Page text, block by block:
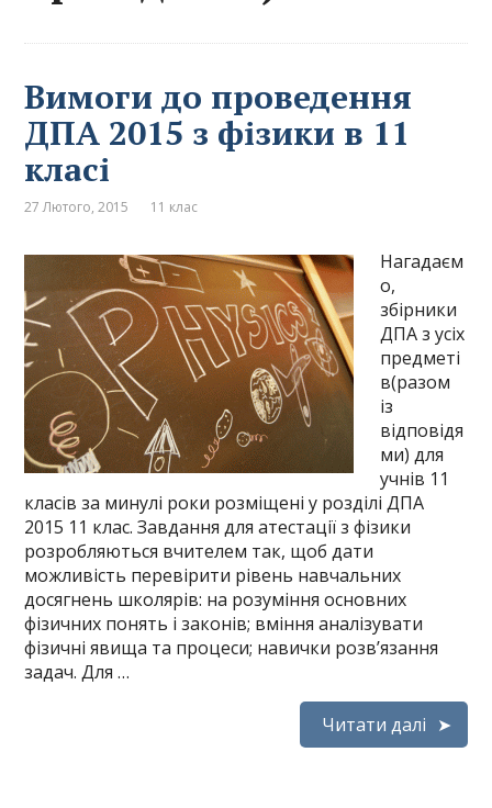
Вимоги до проведення
ДПА 2015 з фізики в 11
класі
27 Лютого, 2015 11 клас
Нагадаєм
о,
збірники
ДПА з усіх
предметі
в(разом
із
відповідя
ми) для
учнів 11
класів за минулі роки розміщені у розділі ДПА
2015 11 клас. Завдання для атестації з фізики
розробляються вчителем так, щоб дати
можливість перевірити рівень навчальних
досягнень школярів: на розуміння основних
фізичних понять і законів; вміння аналізувати
фізичні явища та процеси; навички розв’язання
задач. Для …
Читати далі